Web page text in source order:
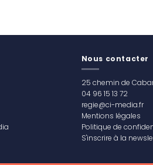
Nous contacter
25 chemin de
04 96 15 13 72
regie@ci-media.fr
Mentions légales
Politique de
S'inscrire à la